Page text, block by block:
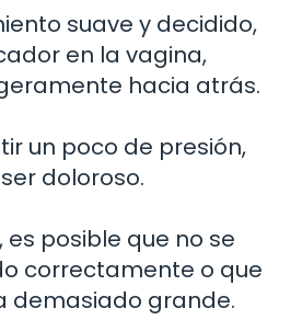
suave y decidido,
en la vagina,
hacia atrás.
un poco de presión,
doloroso.
es posible que no se
correctamente o que
demasiado grande.